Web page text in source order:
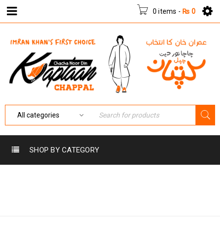
0 items - ₨ 0
SHOP BY CATEGORY